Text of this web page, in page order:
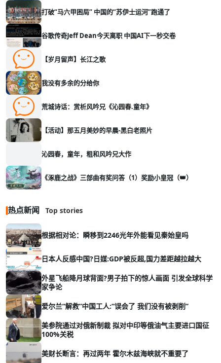
打破“马六甲困局” 中国的“苏伊士运河”跑通了
谷歌传奇Jeff Dean今天离职 中国AI下一秒交卷
【岁月留声】长江之歌
我没有多余的分给你
荒城诗话：赏析风吟兄《沁园春.童年》
【活动】那五月美妙的早晨-黑白老照片
沁园春，童年，粗和风吟兄大作
《涿鹿之战》三部曲有奖问答（1）奖励小皇冠（👑）
热点新闻 Top stories
根据相对论：瞬移到2246光年外能看见秦始皇吗
日本人反感中国?日媒:GDP被反超,国力差距越拉越大
外星飞船降月球背面?男子拍下的惊人画面 引发全球科学
家争论
爱尔兰“解救”中国工人:“误会了 我们没有被剥削”
美参院通过对俄新制裁 拟对中印等俄油气主要进口国征
100%关税
美财长断言：再过两年 霍尔木兹海峡就不重要了